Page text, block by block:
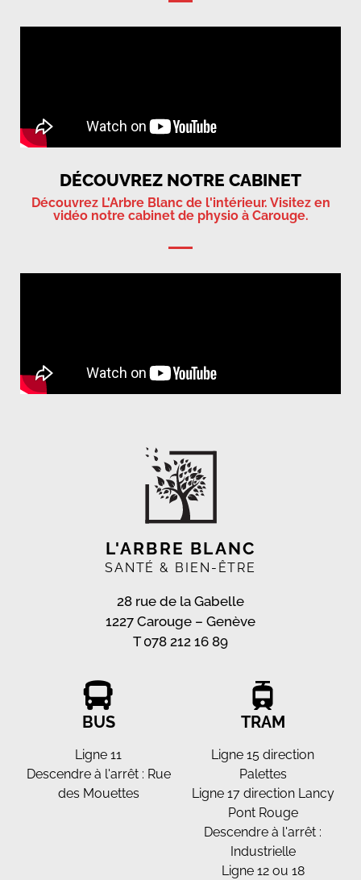
DÉCOUVREZ NOTRE CABINET
Découvrez L'Arbre Blanc de l'intérieur. Visitez en
vidéo notre cabinet de physio à Carouge.
L'ARBRE BLANC
SANTÉ & BIEN-ÊTRE
28 rue de la Gabelle
1227 Carouge – Genève
T078 212 16 89
TRAM
Ligne 15 direction
Palettes
Ligne 17 direction Lancy
Pont Rouge
Descendre à l'arrêt :
Industrielle
Ligne 12 ou 18
BUS
Ligne 11
Descendre à l'arrêt : Rue
des Mouettes